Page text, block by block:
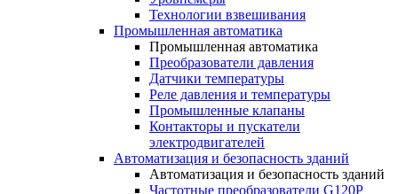
Технологии взвешивания
Промышленная автоматика
Промышленная автоматика
Преобразователи давления
Датчики температуры
Реле давления и температуры
Промышленные клапаны
Контакторы и пускатели
электродвигателей
Автоматизация и безопасность зданий
Автоматизация и безопасность зданий
Частотные преобразователи G120P